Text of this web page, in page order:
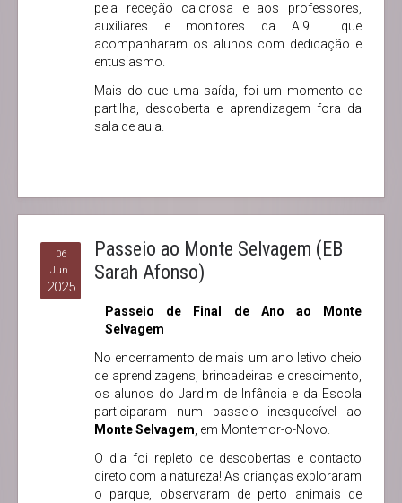
pela receção calorosa e aos professores,
auxiliares e monitores da Ai9 que
acompanharam os alunos com dedicação e
entusiasmo.
Mais do que uma saída, foi um momento de
partilha, descoberta e aprendizagem fora da
sala de aula.
06
Jun.
2025
Passeio ao Monte Selvagem (EB
Sarah Afonso)
Passeio de Final de Ano ao Monte
Selvagem
No encerramento de mais um ano letivo cheio
de aprendizagens, brincadeiras e crescimento,
os alunos do Jardim de Infância e da Escola
participaram num passeio inesquecível ao
Monte Selvagem , em Montemor-o-Novo.
O dia foi repleto de descobertas e contacto
direto com a natureza! As crianças exploraram
o parque, observaram de perto animais de